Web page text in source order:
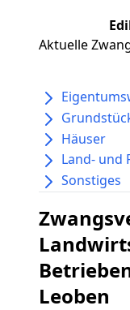
Aktuelle
Häuser
Land- und
Sonstiges
Leoben